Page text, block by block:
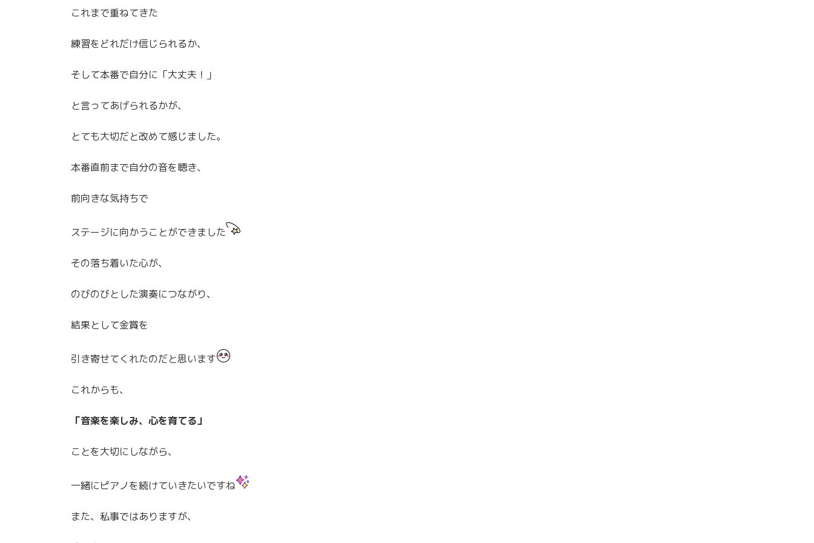
これまで重ねてきた
練習をどれだけ信じられるか、
そして本番で自分に「大丈夫！」
と言ってあげられるかが、
とても大切だと改めて感じました。
本番直前まで自分の音を聴き、
前向きな気持ちで
ステージに向かうことができました
その落ち着いた心が、
のびのびとした演奏につながり、
結果として金賞を
引き寄せてくれたのだと思います
これからも、
「音楽を楽しみ、心を育てる」
ことを大切にしながら、
一緒にピアノを続けていきたいですね
また、私事ではありますが、